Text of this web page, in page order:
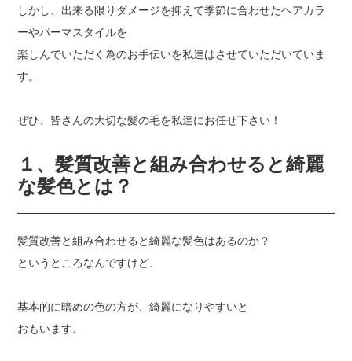
しかし、出来る限りダメージを抑えて季節に合わせたヘアカラ
ーやパーマスタイルを
楽しんでいただく為のお手伝いを私達はさせていただいていま
す。
ぜひ、皆さんの大切な髪の毛を私達にお任せ下さい！
１、髪質改善と組み合わせると綺麗
な髪色とは？
髪質改善と組み合わせると綺麗な髪色はあるのか？
というところなんですけど、
基本的に暗めの色の方が、綺麗になりやすいと
おもいます。